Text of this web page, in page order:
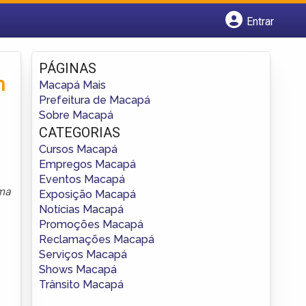
Entrar
Fazer login
Criar conta
PÁGINAS
Macapá Mais
Prefeitura de Macapá
Sobre Macapá
CATEGORIAS
Cursos Macapá
Empregos Macapá
Eventos Macapá
Exposição Macapá
Notícias Macapá
Promoções Macapá
Reclamações Macapá
Serviços Macapá
Shows Macapá
Trânsito Macapá